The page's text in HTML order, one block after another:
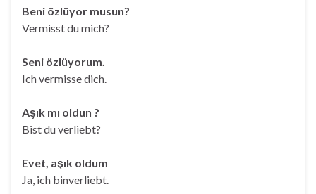
Beni özlüyor musun?
Vermisst du mich?
Seni özlüyorum.
Ich vermisse dich.
Aşık mı oldun ?
Bist du verliebt?
Evet, aşık oldum
Ja, ich binverliebt.